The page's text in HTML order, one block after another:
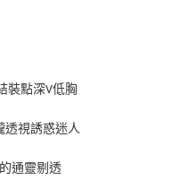
裝點深V低胸
透視誘惑迷人
通靈剔透